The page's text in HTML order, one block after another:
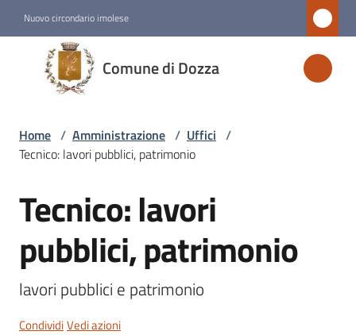
Nuovo circondario imolese
Comune di Dozza
Comune
di
Dozza
Vivere
Home / Amministrazione / Uffici /
Tecnico: lavori pubblici, patrimonio
Salta al contenuto
Tecnico: lavori
pubblici, patrimonio
lavori pubblici e patrimonio
CondividiVedi azioni